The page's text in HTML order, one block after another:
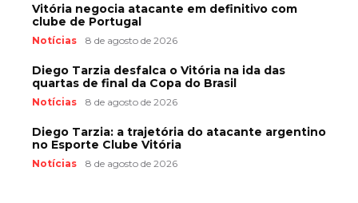
Vitória negocia atacante em definitivo com
clube de Portugal
Notícias 8 de agosto de 2026
Diego Tarzia desfalca o Vitória na ida das
quartas de final da Copa do Brasil
Notícias 8 de agosto de 2026
Diego Tarzia: a trajetória do atacante argentino
no Esporte Clube Vitória
Notícias 8 de agosto de 2026